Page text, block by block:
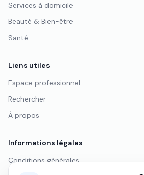
Services à domicile
Beauté & Bien-être
Santé
Liens utiles
Espace professionnel
Rechercher
À propos
Informations légales
Conditions générales